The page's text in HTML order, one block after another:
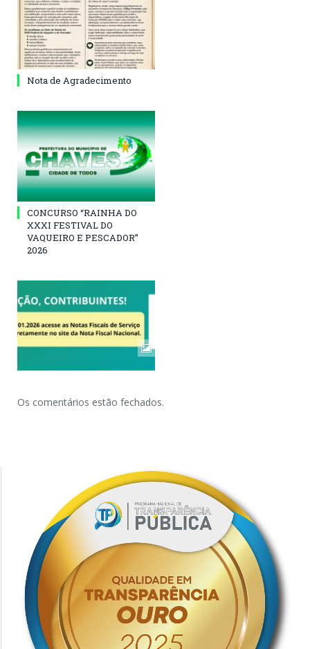
Nota de Agradecimento
CONCURSO “RAINHA DO
XXXI FESTIVAL DO
VAQUEIRO E PESCADOR”
2026
Os comentários estão fechados.